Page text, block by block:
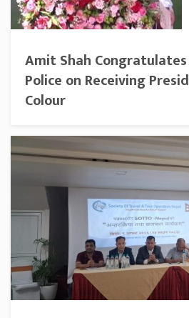
Amit Shah
Police on Receiving
Colour